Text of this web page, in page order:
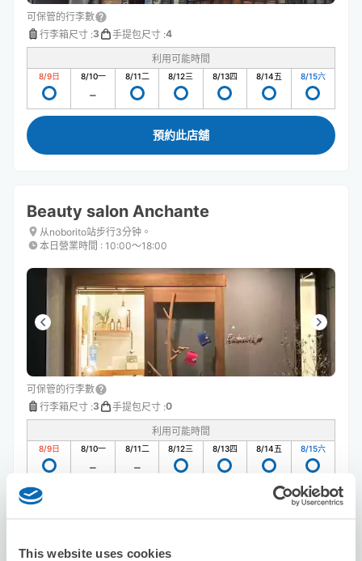
This website uses cookies
可保管的行李數
行李箱尺寸 :3 手提包尺寸 :4
利用可能時間
8/9日 8/10一 8/11二 8/12三 8/13四 8/14五 8/15六
預約此店舖
Beauty salon Anchante
从noborito站步行3分钟。
本日營業時間 : 10:00〜18:00
可保管的行李數
行李箱尺寸 :3 手提包尺寸 :0
利用可能時間
8/9日 8/10一 8/11二 8/12三 8/13四 8/14五 8/15六